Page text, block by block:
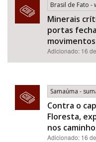
Brasil de Fato
Minerais
portas
Adicionado: 16
Samaúma -
Contra o
Floresta,
nos
Adicionado: 16